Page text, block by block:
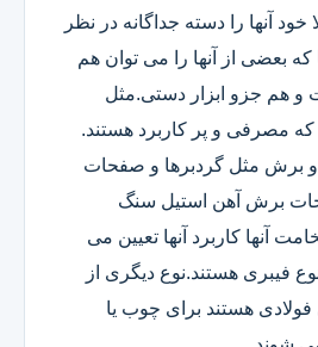
خود آنها را دسته جداگانه در نظر
بعضی از آنها را می توان هم
و هم جزو ابزار دستی.مثل
مصرفی و پر کاربرد هستند.
و برش مثل گردبرها و صفحات
برش آهن استیل سنگ
آنها کاربرد آنها تعیین می
فیبری هستند.نوع دیگری از
هستند برای چوب یا